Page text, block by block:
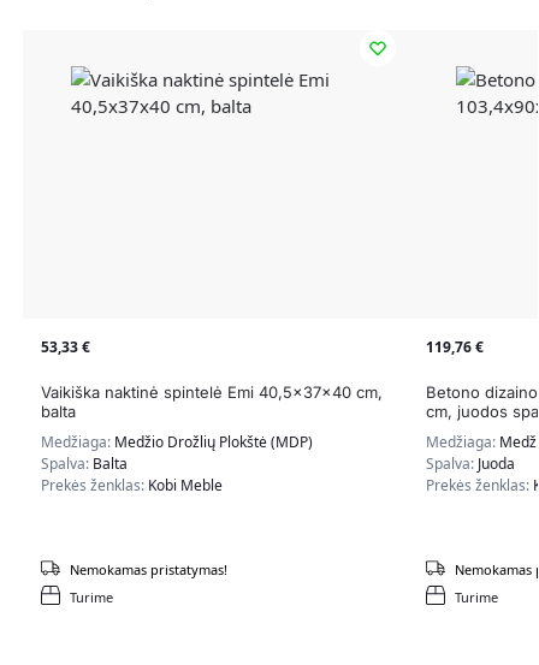
53,33€
Vaikiška naktinė spintelė Emi 40,5x37x40 cm,
balta
Medžiaga: Medžio Drožlių Plokštė (MDP)
Spalva: Balta
Prekės ženklas: Kobi Meble
Turime
Nemokamas pristatymas!
119,76€
Betono
cm, juodos
Medžiaga:
Spalva: Juoda
Prekės ženklas:
Turime
Nemokamas